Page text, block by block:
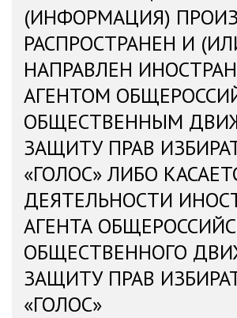
(ИНФОРМАЦИЯ)
РАСПРОСТРАНЕН И
НАПРАВЛЕН
АГЕНТОМ
ОБЩЕСТВЕННЫМ
ЗАЩИТУ ПРАВ
«ГОЛОС» ЛИБО
ДЕЯТЕЛЬНОСТИ
АГЕНТА
ОБЩЕСТВЕННОГО
ЗАЩИТУ ПРАВ
«ГОЛОС»